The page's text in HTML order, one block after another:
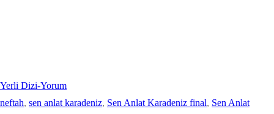
Yerli Dizi-Yorum
neftah, sen anlat karadeniz, Sen Anlat Karadeniz final, Sen Anlat